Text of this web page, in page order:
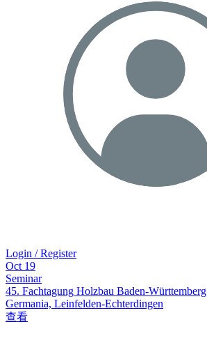
Login / Register
Oct 19
Seminar
45. Fachtagung Holzbau Baden-Württemberg
Germania, Leinfelden-Echterdingen
查看